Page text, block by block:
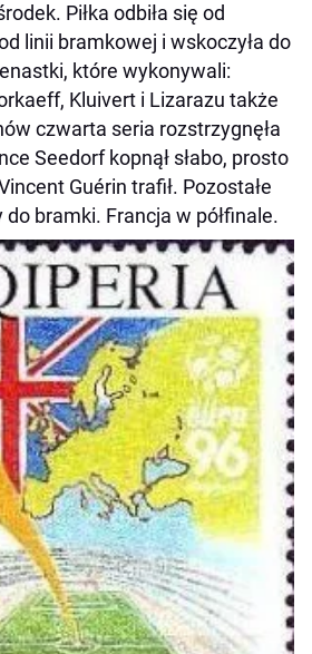
Piłka odbiła się od
linii bramkowej i wskoczyła do
które wykonywali:
Kluivert i Lizarazu także
czwarta seria rozstrzygnęła
Seedorf kopnął słabo, prosto
Guérin trafił. Pozostałe
do bramki. Francja w półfinale.